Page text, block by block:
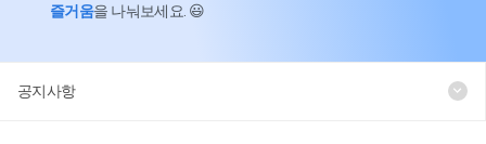
즐거움을 나눠보세요. 😃
공지사항